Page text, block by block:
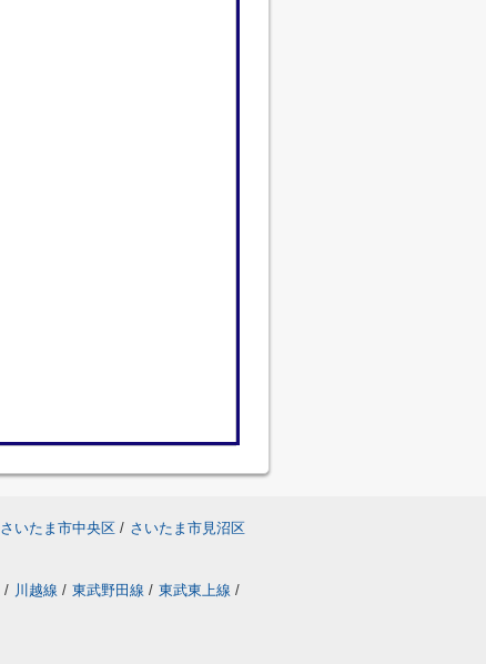
さいたま市中央区 / さいたま市見沼区
/ 川越線 / 東武野田線 / 東武東上線 /